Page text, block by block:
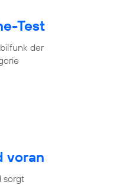
Test
der
voran
sorgt